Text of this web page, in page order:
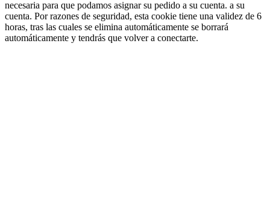
necesaria para que podamos asignar su pedido a su cuenta. a su
cuenta. Por razones de seguridad, esta cookie tiene una validez de 6
horas, tras las cuales se elimina automáticamente se borrará
automáticamente y tendrás que volver a conectarte.